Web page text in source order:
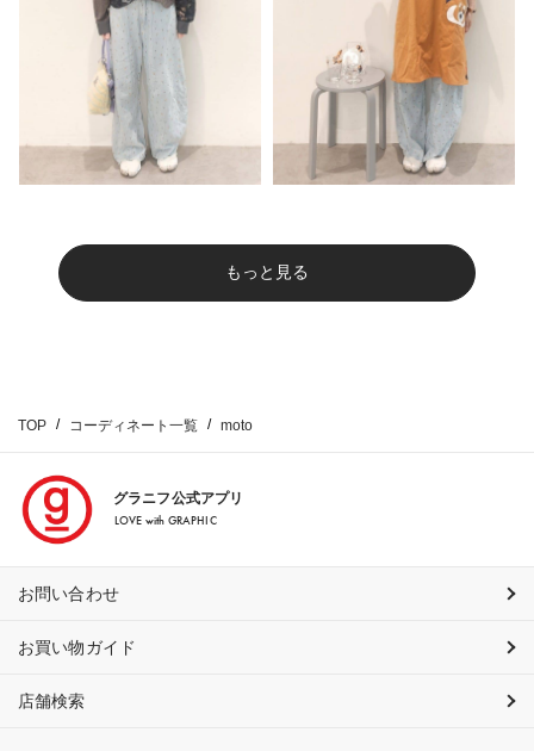
もっと見る
TOP コーディネート一覧 moto
グラニフ公式アプリ
LOVE with GRAPHIC
お問い合わせ
お買い物ガイド
店舗検索